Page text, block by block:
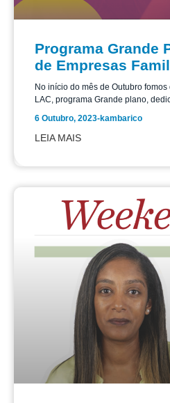
Programa Grande
de Empresas
No início do mês de Outubro
LAC, programa Grande plano,
6 Outubro, 2023-kambarico
LEIA MAIS